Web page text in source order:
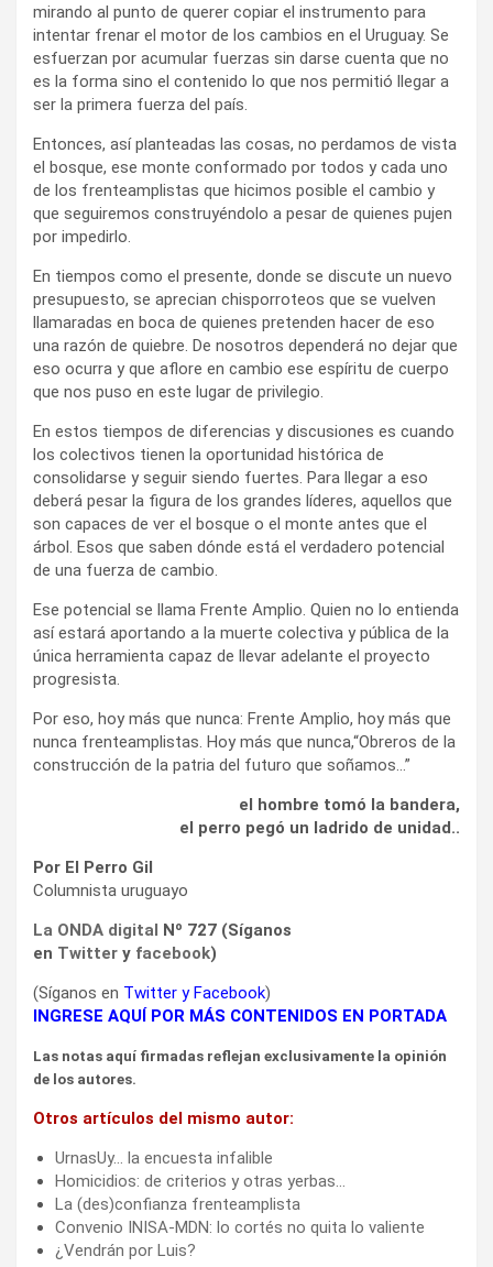
mirando al punto de querer copiar el instrumento para
intentar frenar el motor de los cambios en el Uruguay. Se
esfuerzan por acumular fuerzas sin darse cuenta que no
es la forma sino el contenido lo que nos permitió llegar a
ser la primera fuerza del país.
Entonces, así planteadas las cosas, no perdamos de vista
el bosque, ese monte conformado por todos y cada uno
de los frenteamplistas que hicimos posible el cambio y
que seguiremos construyéndolo a pesar de quienes pujen
por impedirlo.
En tiempos como el presente, donde se discute un nuevo
presupuesto, se aprecian chisporroteos que se vuelven
llamaradas en boca de quienes pretenden hacer de eso
una razón de quiebre. De nosotros dependerá no dejar que
eso ocurra y que aflore en cambio ese espíritu de cuerpo
que nos puso en este lugar de privilegio.
En estos tiempos de diferencias y discusiones es cuando
los colectivos tienen la oportunidad histórica de
consolidarse y seguir siendo fuertes. Para llegar a eso
deberá pesar la figura de los grandes líderes, aquellos que
son capaces de ver el bosque o el monte antes que el
árbol. Esos que saben dónde está el verdadero potencial
de una fuerza de cambio.
Ese potencial se llama Frente Amplio. Quien no lo entienda
así estará aportando a la muerte colectiva y pública de la
única herramienta capaz de llevar adelante el proyecto
progresista.
Por eso, hoy más que nunca: Frente Amplio, hoy más que
nunca frenteamplistas. Hoy más que nunca,“Obreros de la
construcción de la patria del futuro que soñamos…”
el hombre tomó la bandera,
el perro pegó un ladrido de unidad..
Por El Perro Gil
Columnista uruguayo
La ONDA digital Nº 727 (Síganos
en Twitter y facebook)
(Síganos en Twitter yFacebook)
INGRESE AQUÍ POR MÁS CONTENIDOS EN PORTADA
Las notas aquí firmadas reflejan exclusivamente la opinión
de los autores.
Otros artículos del mismo autor:
UrnasUy… la encuesta infalible
Homicidios: de criterios y otras yerbas…
La (des)confianza frenteamplista
Convenio INISA-MDN: lo cortés no quita lo valiente
¿Vendrán por Luis?